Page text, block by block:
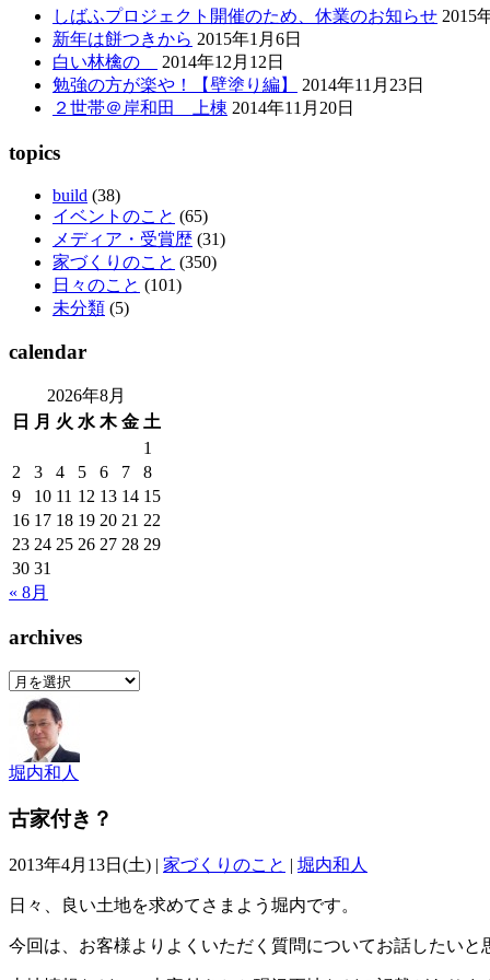
しばふプロジェクト開催のため、休業のお知らせ 2015
新年は餅つきから 2015年1月6日
白い林檎の
2014年12月12日
勉強の方が楽や！【壁塗り編】
2014年11月23日
２世帯＠岸和田 上棟 2014年11月20日
topics
build (38)
イベントのこと (65)
メディア・受賞歴 (31)
家づくりのこと (350)
日々のこと (101)
未分類 (5)
calendar
2026年8月
日
月 火 水 木 金 土
1
2
3 4 5 6 7
8
9
10 11 12 13 14 15
16 17 18 19 20 21 22
23 24 25 26 27 28 29
30 31
« 8月
archives
archives
堀内和人
古家付き？
2013年4月13日(土) | 家づくりのこと | 堀内和人
日々、良い土地を求めてさまよう堀内です。
今回は、お客様よりよくいただく質問についてお話したいと